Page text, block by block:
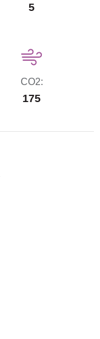
5
CO2:
175